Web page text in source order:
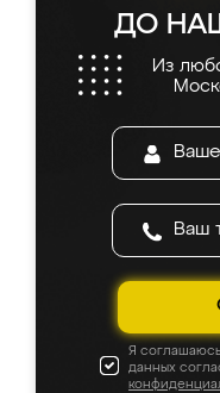
ДО
Из
Я
данных